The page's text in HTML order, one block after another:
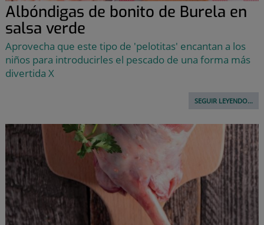
Albóndigas de bonito de Burela en
salsa verde
Aprovecha que este tipo de 'pelotitas' encantan a los
niños para introducirles el pescado de una forma más
divertida X
SEGUIR LEYENDO...